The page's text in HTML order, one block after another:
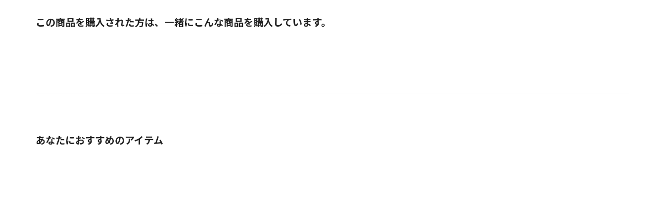
この商品を購入された方は、一緒にこんな商品を購入しています。
あなたにおすすめのアイテム